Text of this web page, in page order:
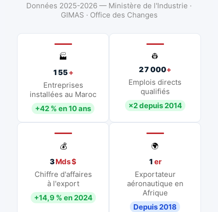
Données 2025-2026 — Ministère de l'Industrie ·
GIMAS · Office des Changes
🏭
155+
Entreprises
installées au Maroc
+42 % en 10 ans
👷
27 000+
Emplois directs
qualifiés
×2 depuis 2014
💰
3Mds $
Chiffre d'affaires
à l'export
+14,9 % en 2024
🌍
1 er
Exportateur
aéronautique en
Afrique
Depuis 2018